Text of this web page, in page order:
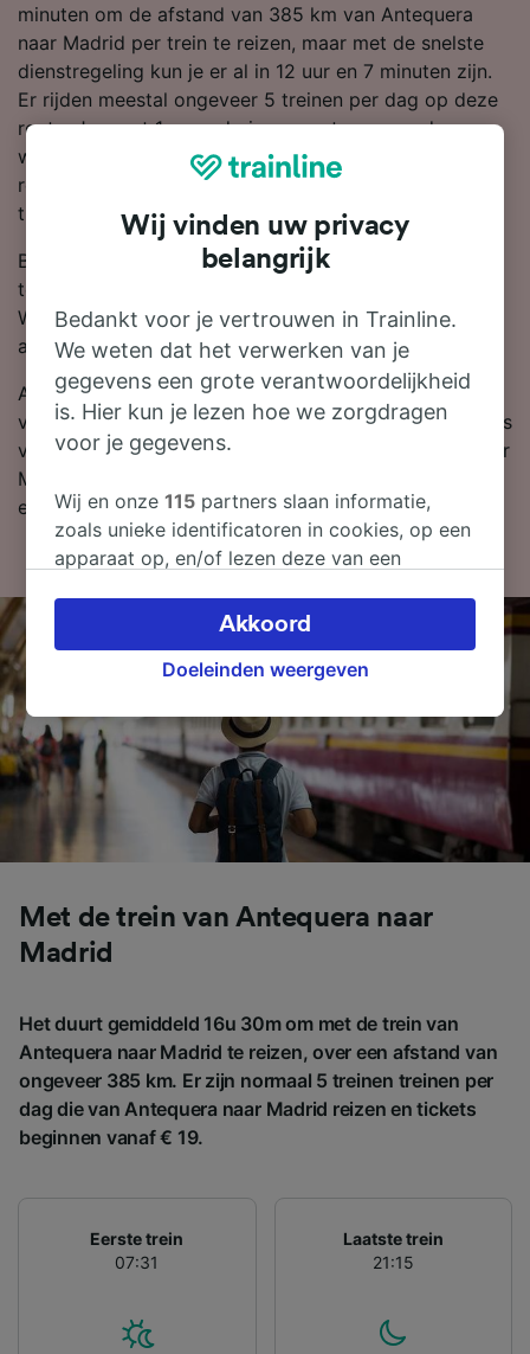
minuten om de afstand van 385 km van Antequera
naar Madrid per trein te reizen, maar met de snelste
dienstregeling kun je er al in 12 uur en 7 minuten zijn.
Er rijden meestal ongeveer 5 treinen per dag op deze
route. Je moet 1 verandering overstappen onderweg,
want er zijn geen directe treindiensten op deze lijn. Je
reist met Renfe of AVE, daar deze de grootste
treinmaatschappijen op deze route zijn.
Boek je treinkaartjes van Antequera naar Madrid van
tevoren, in plaats van op de dag zelf, al vanaf €19.00.
We laten altijd de goedkoopste prijzen eruit springen
als je in onze reisplanner zoekt.
Als je er klaar voor bent om te boeken, zoek dan
vandaag nog bij ons naar goedkope treinkaartjes. Lees
verder voor meer informatie over de reis per trein naar
Madrid, zoals onze dienstregeling waarin je de eerste
en laatste treinen kunt bekijken.
Met de trein van Antequera naar
Madrid
Het duurt gemiddeld 16u 30m om met de trein van
Antequera naar Madrid te reizen, over een afstand van
ongeveer 385 km. Er zijn normaal 5 treinen treinen per
dag die van Antequera naar Madrid reizen en tickets
beginnen vanaf € 19.
Eerste trein
07:31
Laatste trein
21:15
Wij vinden uw privacy
belangrijk
Bedankt voor je vertrouwen in Trainline.
We weten dat het verwerken van je
gegevens een grote verantwoordelijkheid
is. Hier kun je lezen hoe we zorgdragen
voor je gegevens.
Wij en onze115 partners slaan informatie,
zoals unieke identificatoren in cookies, op een
apparaat op, en/of lezen deze van een
verwerken. Je kunt je instellingen bevestigen
of wijzigen door hieronder te klikken.
Daaronder valt ook je recht om bezwaar te
verwerking een beroep op gerechtvaardigd
belangen wordt gemaakt. Je kunt deze
instellingen op elk moment wijzigen op de
pagina met onze privacyverklaring. Deze
keuzes worden aan onze partners
doorgegeven en hebben geen invloed op
gebruikt voor tracking als je ons hebt
gevraagd om je niet te volgen.
voor de volgende doeleinden:
Precieze geolocatiegegevens gebruiken. De
apparaatkenmerken actief scannen ter
identificatie. Informatie op een apparaat
opslaan en/of openen. Gepersonaliseerde
advertenties en content, advertentie- en
ontwikkeling van diensten.
Partnerlijst (derden)
Doeleinden weergeven
Akkoord